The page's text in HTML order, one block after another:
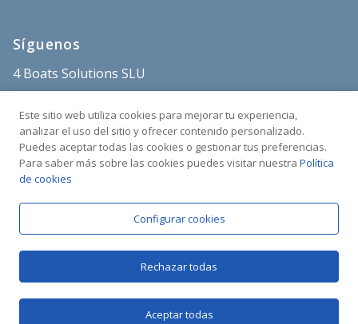
Síguenos
4 Boats Solutions SLU
+34 682 515 671
Sant Carles Marina
C/Poble Nou s/n
43540 La Ràpita
Copyright © 2025 4BOATS | Todos los derechos reservados
Este sitio web utiliza cookies para mejorar tu experiencia,
analizar el uso del sitio y ofrecer contenido personalizado.
Puedes aceptar todas las cookies o gestionar tus preferencias.
Para saber más sobre las cookies puedes visitar nuestra Política
de cookies
Configurar cookies
Rechazar todas
Aceptar todas